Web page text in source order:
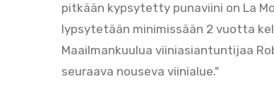
pitkään kypsytetty punaviini on La
lypsytetään minimissään 2 vuotta
Maailmankuulua viiniasiantuntijaa
seuraava nouseva viinialue."